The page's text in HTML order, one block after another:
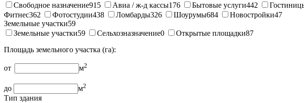
Свободное назначение915 Авиа / ж-д кассы176 Бытовые услуги442
Фитнес362 Фотостудии438 Ломбарды326 Шоурумы684 Новостройки47
Земельные участки59
Земельные участки59 Сельхозназначение0 Открытые площадки87
Площадь земельного участка (га):
от м2
до м2
Тип здания